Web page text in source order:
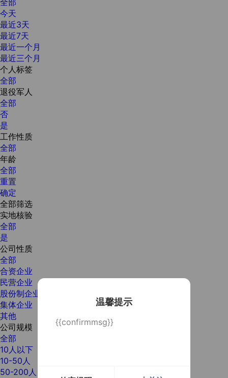
温馨提示
{{confirmmsg}}
今天
最近3天
最近7天
最近一个月
最近三个月
个人标签
全部
退役军人
全部
否
是
工作性质
全部
年龄
全部
重置
确定
全部筛选
实地核验
全部
是
公司性质
全部
合资企业
民营企业
股份制企业
集体企业
其他
公司规模
全部
10人以下
10-50人
50-200人